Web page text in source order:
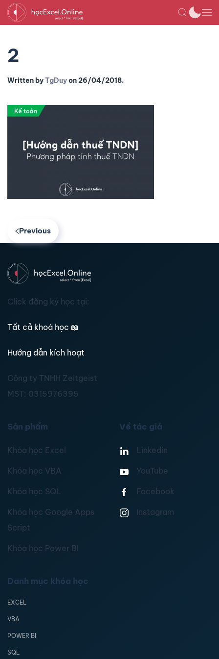
2
Written byTgDuyon26/04/2018.
Previous
Click đăng ký học tại:
Tất cả khoá học 📖
Hướng dẫn kích hoạt
Công ty TNHH Zeitgeist
MST: 0315976395
Sản phẩm
Khóa học Excel
Khóa học VBA
Khóa học SQL
Khóa học Google Apps
Script
Khóa học Power BI
Về tác giả
Linkedin
YouTube
Facebook
Instagram
Danh mục khóa học
EXCEL
VBA
POWER BI
SQL